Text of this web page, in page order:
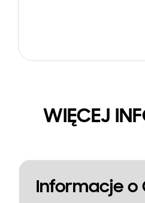
WIĘCEJ
Informacje o